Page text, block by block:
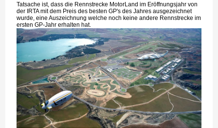
Tatsache ist, dass die Rennstrecke MotorLand im Eröffnungsjahr von
der IRTA mit dem Preis des besten GP's des Jahres ausgezeichnet
wurde, eine Auszeichnung welche noch keine andere Rennstrecke im
ersten GP-Jahr erhalten hat.